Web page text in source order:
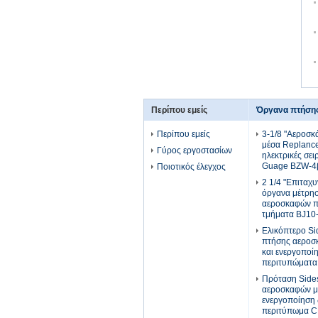
Περίπου εμείς
Περίπου εμείς
Γύρος εργοστασίων
Ποιοτικός έλεγχος
Όργανα
3-1/8
μέσα
ηλεκτρικές
Guage BZW-
2 1/4
όργανα
αεροσκαφών
τμήματα
Ελικόπτερο
πτήσης
και
Πρόταση
αεροσκαφών
ενεργοποίηση
περιτύπωμα